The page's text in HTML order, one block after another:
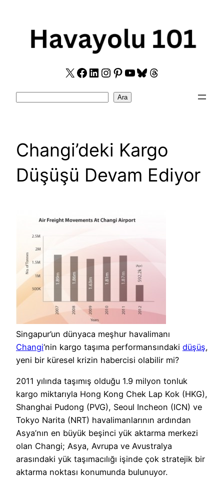
X Facebook
LinkedIn
Instagram
Pinterest
YouTube
Bluesky
Threads
Ara
Changi’deki Kargo
Düşüşü Devam Ediyor
Singapur’un dünyaca meşhur havalimanı
Changi‘nin kargo taşıma performansındaki düşüş,
yeni bir küresel krizin habercisi olabilir mi?
2011 yılında taşımış olduğu 1.9 milyon tonluk
kargo miktarıyla Hong Kong Chek Lap Kok (HKG),
Shanghai Pudong (PVG), Seoul Incheon (ICN) ve
Tokyo Narita (NRT) havalimanlarının ardından
Asya’nın en büyük beşinci yük aktarma merkezi
olan Changi; Asya, Avrupa ve Avustralya
arasındaki yük taşımacılığı işinde çok stratejik bir
aktarma noktası konumunda bulunuyor.